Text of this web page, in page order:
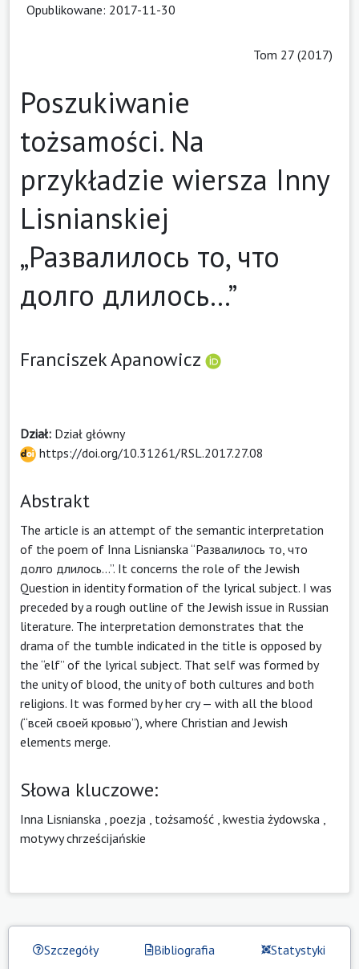
Opublikowane: 2017-11-30
Tom 27 (2017)
Poszukiwanie
tożsamości. Na
przykładzie wiersza Inny
Lisnianskiej
„Развалилось то, что
долго длилось…”
Franciszek Apanowicz
Dział: Dział główny
https://doi.org/10.31261/RSL.2017.27.08
Abstrakt
The article is an attempt of the semantic interpretation
of the poem of Inna Lisnianska “Развалилось то, что
долго длилось…”. It concerns the role of the Jewish
Question in identity formation of the lyrical subject. I was
preceded by a rough outline of the Jewish issue in Russian
literature. The interpretation demonstrates that the
drama of the tumble indicated in the title is opposed by
the “elf” of the lyrical subject. That self was formed by
the unity of blood, the unity of both cultures and both
religions. It was formed by her cry — with all the blood
(“всей своей кровью”), where Christian and Jewish
elements merge.
Słowa kluczowe:
Inna Lisnianska poezja tożsamość kwestia żydowska
motywy chrześcijańskie
Szczegóły Bibliografia Statystyki